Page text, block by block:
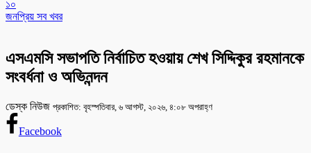
১০
জনপ্রিয় সব খবর
এসএমসি সভাপতি নির্বাচিত হওয়ায় শেখ সিদ্দিকুর রহমানকে
সংবর্ধনা ও অভিনন্দন
ডেস্ক নিউজ প্রকাশিত: বৃহস্পতিবার, ৬ আগস্ট, ২০২৬, ৪:০৮ অপরাহ্ণ
Facebook